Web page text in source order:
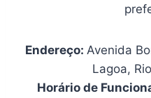
Endereço: Avenida
Lagoa,
Horário de